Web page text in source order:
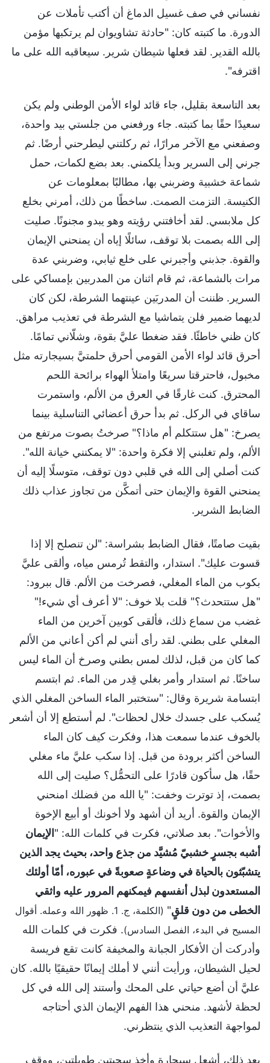
نفساني في صف غسيل الدماغ أن أكتب تأملات عن
الدورة. ما كتبته كان: "حادثة تشاويوان لم يرتكبها مؤمن
بالله القدير. لقد فعلها شيطان شرير. سيعاقبه الله على ما
اقترفه".
بعد التاسعة بقليل، جاء قائد لواء الأمن الوطني ولم يكن
سعيدًا حقًا بما كتبته. جاء ورفعني من جلستي بيد واحدة،
وصفعني مع الآخر مرارًا، ثم ركلتني ليطرحني أرضًا. ثم
جرني إلى السرير وبدأ يلكمني. بعد بضع لكمات، حمل
شماعة خشبية وضربني بها، مطالبًا بمعلومات عن
الكنيسة. التزمت الصمت. ساخطًا من ذلك، أمرني بخلع
كل ملابسي. لقد أخافتني رؤيته وهو يبدو مجنونًا. صليت
إلى الله بصمت بلا توقف، سائلًا إياه أن يمنحني الإيمان
والقوة. جذبني وأجبرني على خلع ثيابي، وضربني عدة
مرات بالشماعة، ثم قام اثنان من المدربين بإمساكي على
السرير. ظننت أن المدربَين عينتهما الشرطة، لكن كان
لديهما ضمير فلن يتماشيا مع الشرطة في تعذيب مراهق.
كان ظني خاطئًا. فقد ضغطا عليَّ بقوة، وشلّاني تمامًا.
أحرق قائد لواء الأمن القومي أحرق حلمتيَّ بسيجارته مثل
مخبول، فاحترقتا سريعًا وامتلأ الهواء برائحة اللحم
المحترق. كنت غارقًا في العرق من الألم، واستمرت
ساقاي في الركل. ثم بدأ حرق أعضائي التناسلية بينما
يصرخ: "هل ستتكلم أم ماذا؟" صرختُ بصوت مرتفع من
الألم، ولم تغلبني إلا فكرة واحدة: "لا يمكنني خيانة الله".
كنت أصلي إلى الله في قلبي دون توقف، متوسلًا إليه أن
يمنحني القوة والإيمان حتى أتمكَّن من تجاوز عذاب ذلك
الضابط الشرير.
بقيت صامتًا، فقال الضابط بشراسة: "لن تنصلح إلا إذا
قسوت عليك". استدار، والتقط تُرمس مياه، وألقى عليَّ
بكوب من الماء المغلي، فصرخت من الألم. قال ببرود:
"هل ستتحدث؟" قلت بلا خوف: "لا أعرف أي شيء!"
غضب من سماع ذلك، فألقى كوبين آخرين من الماء
المغلي على بطني. لقد رأى أنني لم أكن أعاني من الألم
كما كان من قبل، لذلك لمس بطني وصرخ أن الماء ليس
ساخنًا. ثم استدار وأمر بغلي قِدر من الماء. ثم ابتسم
ابتسامة شريرة وقال: "ستختبر الماء الساخن المغلي الذي
يُسكب على جسدك خلال لحظات". لم أستطع إلا أن أشعر
بالخوف عندما سمعت هذا، وفكرت كيف كان الماء
الساخن أكثر برودة من قبل. إذا سكب عليَّ ماء مغلي
حقًا، هل سأكون قادرًا على التحمُّل؟ صليت إلى الله
بصمت، إذ توترت وخفت: "يا الله من فضلك امنحني
الإيمان والقوة. أريد أن أشهد ولا أخونك أو أبيع الإخوة
والأخوات". بعد صلاتي، فكرت في كلمات الله: "الإيمان
أشبه بجسرٍ خشبيّ مُشيَّد من جذع واحد، بحيث يجد الذين
يتشبّثون بالحياة في وضاعةٍ صعوبةً في عبوره، أمّا أولئك
المستعدون لبذل أنفسهم فيمكنهم المرور عليه واثقي
الخطى من دون قلقٍ"
(الكلمة، ج. 1. ظهور الله وعمله. أقوال
المسيح في البدء، الفصل السادس). فكرت في كلمات الله
وأدركت أن الأفكار الجبانة والمخيفة كانت تقع فريسة
لحيل الشيطان، ورأيت أنني لا أملك إيمانًا حقيقيًا بالله. كان
عليَّ أن أضع حياتي على المحك وأستند إلى الله في كل
لحظة لأشهد. منحني هذا الفهم الإيمان الذي أحتاجه
لمواجهة التعذيب الذي ينتظرني.
بعد ذلك، أشعل سيجارة وأخذ سحبتين طويلتين، ووقف